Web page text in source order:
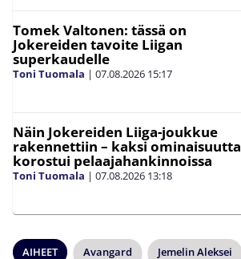
Tomek Valtonen: tässä on
Jokereiden tavoite Liigan
superkaudelle
Toni Tuomala | 07.08.2026 15:17
Näin Jokereiden Liiga-joukkue
rakennettiin – kaksi ominaisuutta
korostui pelaajahankinnoissa
Toni Tuomala | 07.08.2026 13:18
AIHEET Avangard Jemelin Aleksei